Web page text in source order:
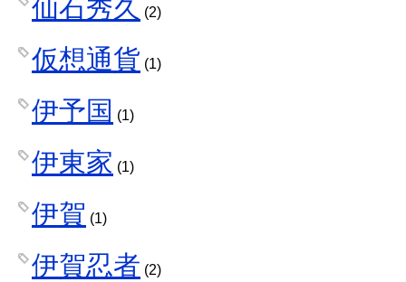
仙石秀久 (2)
仮想通貨 (1)
伊予国 (1)
伊東家 (1)
伊賀 (1)
伊賀忍者 (2)